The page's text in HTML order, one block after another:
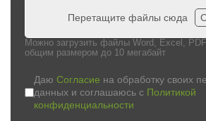
Перетащите файлы сюда
Можно загрузить файлы Word, Excel,
общим размером до 10 мегабайт
Даю Согласие на обработку своих
данных и соглашаюсь с Политикой
конфиденциальности